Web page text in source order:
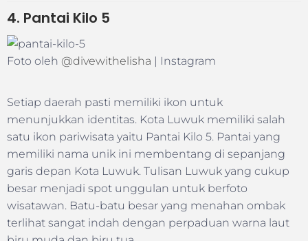
4. Pantai Kilo 5
Foto oleh @divewithelisha | Instagram
Setiap daerah pasti memiliki ikon untuk
menunjukkan identitas. Kota Luwuk memiliki salah
satu ikon pariwisata yaitu Pantai Kilo 5. Pantai yang
memiliki nama unik ini membentang di sepanjang
garis depan Kota Luwuk. Tulisan Luwuk yang cukup
besar menjadi spot unggulan untuk berfoto
wisatawan. Batu-batu besar yang menahan ombak
terlihat sangat indah dengan perpaduan warna laut